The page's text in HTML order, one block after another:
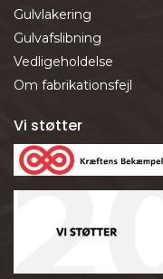
Gulvlakering
Gulvafslibning
Vedligeholdelse
Om fabrikationsfejl
Vi støtter